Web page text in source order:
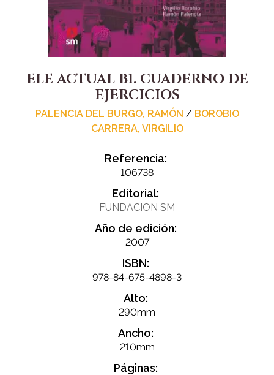
ELE ACTUAL B1. CUADERNO DE
EJERCICIOS
PALENCIA DEL BURGO, RAMÓN / BOROBIO
CARRERA, VIRGILIO
Referencia:
106738
Editorial:
FUNDACION SM
Año de edición:
2007
ISBN:
978-84-675-4898-3
Alto:
290mm
Ancho:
210mm
Páginas: